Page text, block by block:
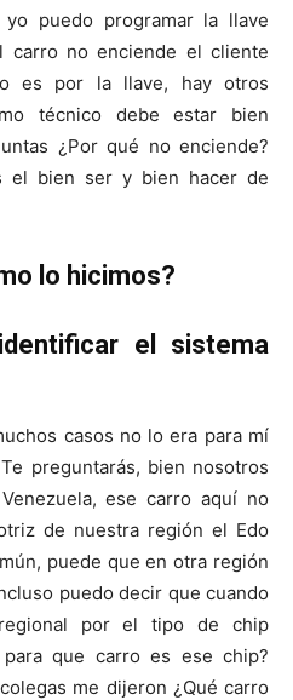
puedo programar la llave
carro no enciende el cliente
es por la llave, hay otros
técnico debe estar bien
¿Por qué no enciende?
el bien ser y bien hacer de
lo hicimos?
el sistema
casos no lo era para mí
preguntarás, bien nosotros
ese carro aquí no
de nuestra región el Edo
puede que en otra región
puedo decir que cuando
por el tipo de chip
que carro es ese chip?
me dijeron ¿Qué carro